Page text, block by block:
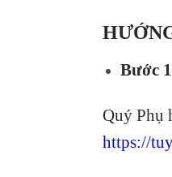
Bước
Quý Phụ
https://